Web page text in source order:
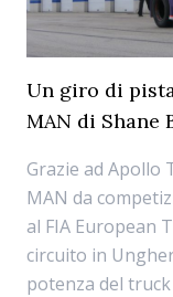
Un giro di
MAN di Shane
Grazie ad Apollo
MAN da
al FIA European
circuito in
potenza del